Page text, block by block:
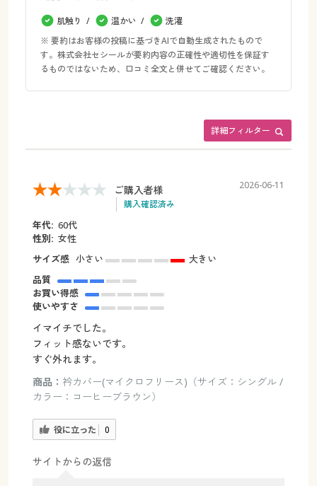
肌触り 温かい
洗濯
※ 要約はお客様の投稿に基づきAIで自動生成されたもので
す。株式会社セシールが要約内容の正確性や適切性を保証す
るものではないため、口コミ全文と併せてご確認ください。
詳細フィルター
ご購入者様
購入確認済み
2026-06-11
年代: 60代
性別: 女性
サイズ感 小さい
大きい
品質
お買い得感
使いやすさ
イマイチでした。
フィット感ないです。
すぐ外れます。
商品： 衿カバー(マイクロフリース)（サイズ：シングル /
カラー：コーヒーブラウン）
役に立った 0
サイトからの返信